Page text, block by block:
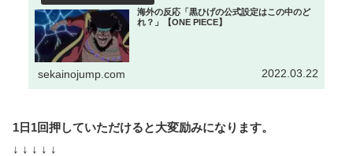
海外の反応「黒ひげの公式設定はこの中のど
れ？」【ONE PIECE】
sekainojump.com 2022.03.22
1日1回押していただけると大変励みになります。
↓ ↓ ↓ ↓ ↓